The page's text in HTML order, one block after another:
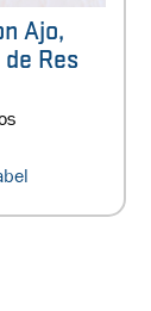
Ajo,
Res